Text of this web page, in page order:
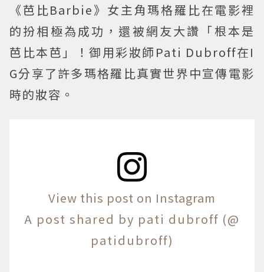
《芭比Barbie》女主角瑪格羅比在電影裡
的扮相極為成功，還被網友大讚「根本是
芭比本芭」！御用彩妝師Pati Dubroff在I
G分享了許多瑪格羅比真實世界中宣傳電影
時的妝容。
View this post on Instagram
A post shared by pati dubroff (@
patidubroff)